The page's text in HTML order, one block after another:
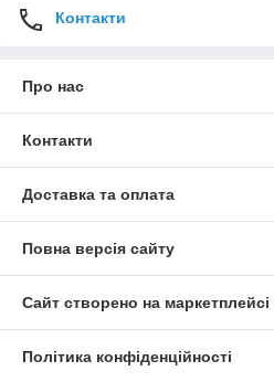
Контакти
Про нас
Контакти
Доставка та оплата
Повна версія сайту
Сайт створено на маркетплейсі
Політика конфіденційності